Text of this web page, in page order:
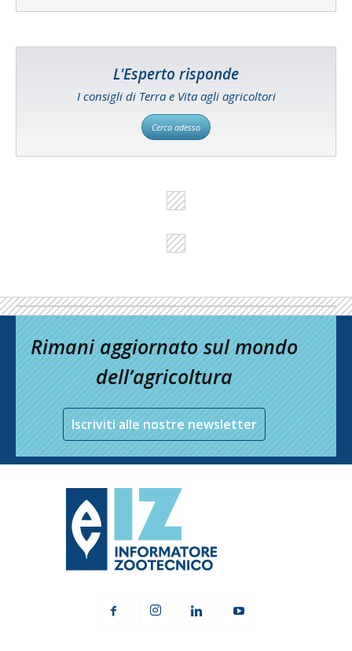
L'Esperto risponde
I consigli di Terra e Vita agli agricoltori
Cerca adesso
Rimani aggiornato sul mondo
dell’agricoltura
Iscriviti alle nostre newsletter